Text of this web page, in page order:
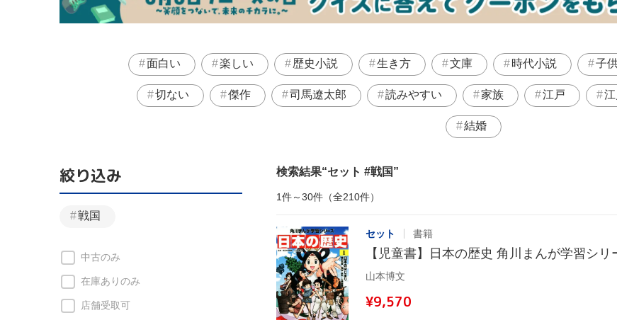
面白い 楽しい 歴史小説 生き方 文庫 時代小説 子
切ない 傑作 司馬遼太郎 読みやすい 家族 江戸
結婚
検索結果 セット #戦国
1件～30件（全210件）
セット 書籍
【児童書】日本の歴史 角川まんが学習シリ
山本博文
¥9,570
絞り込み
戦国
中古のみ
在庫ありのみ
店舗受取可